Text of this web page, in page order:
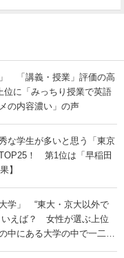
」 「講義・授業」評価の高
位に「みっちり授業で英語
の内容濃い」の声
な学生が多いと思う「東京
！ 第1位は「早稲田
】
学」 “東大・京大以外で
いえば？ 女性が選ぶ上位
中にある大学の中で一二を